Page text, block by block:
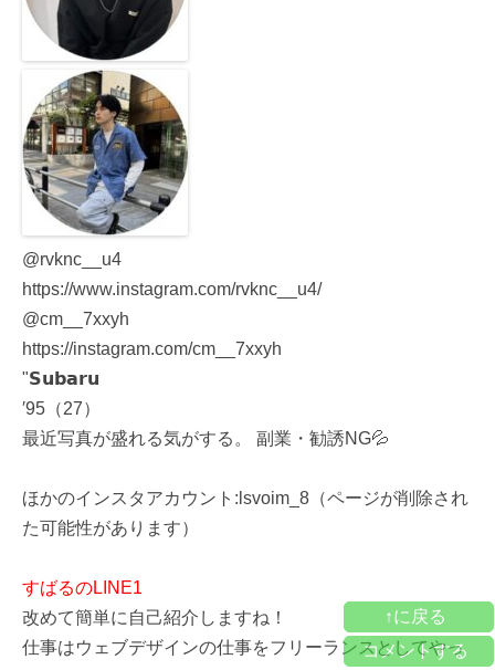
@rvknc__u4
https://www.instagram.com/rvknc__u4/
@cm__7xxyh
https://instagram.com/cm__7xxyh
"𝗦𝘂𝗯𝗮𝗿𝘂
′95（27）
最近写真が盛れる気がする。 副業・勧誘NG💦
ほかのインスタアカウント:lsvoim_8（ページが削除され
た可能性があります）
すばるのLINE1
改めて簡単に自己紹介しますね！
仕事はウェブデザインの仕事をフリーランスとしてやっ
↑に戻る
コメントする